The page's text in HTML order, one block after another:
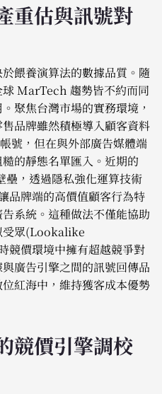
重估與訊號對
餵養演算法的數據品質。隨
MarTech 趨勢皆不約而同
聚焦台灣市場的實務環境，
品牌雖然積極導入顧客資料
號，但在與外部廣告媒體端
的靜態名單匯入。近期的
，透過隱私強化運算技術
品牌端的高價值顧客行為特
系統。這種做法不僅能協助
受眾(Lookalike
競價環境中擁有超越競爭對
廣告引擎之間的訊號回傳品
紅海中，維持獲客成本優勢
競價引擎調校